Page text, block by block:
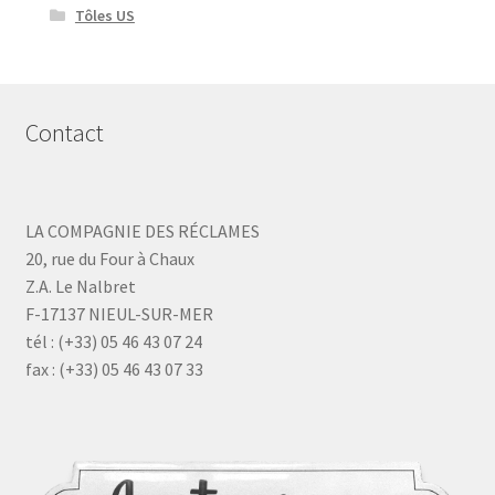
Tôles US
Contact
LA COMPAGNIE DES RÉCLAMES
20, rue du Four à Chaux
Z.A. Le Nalbret
F-17137 NIEUL-SUR-MER
tél : (+33) 05 46 43 07 24
fax : (+33) 05 46 43 07 33